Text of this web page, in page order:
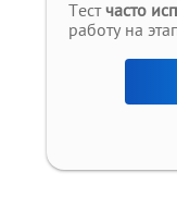
Тестчасто
работу на